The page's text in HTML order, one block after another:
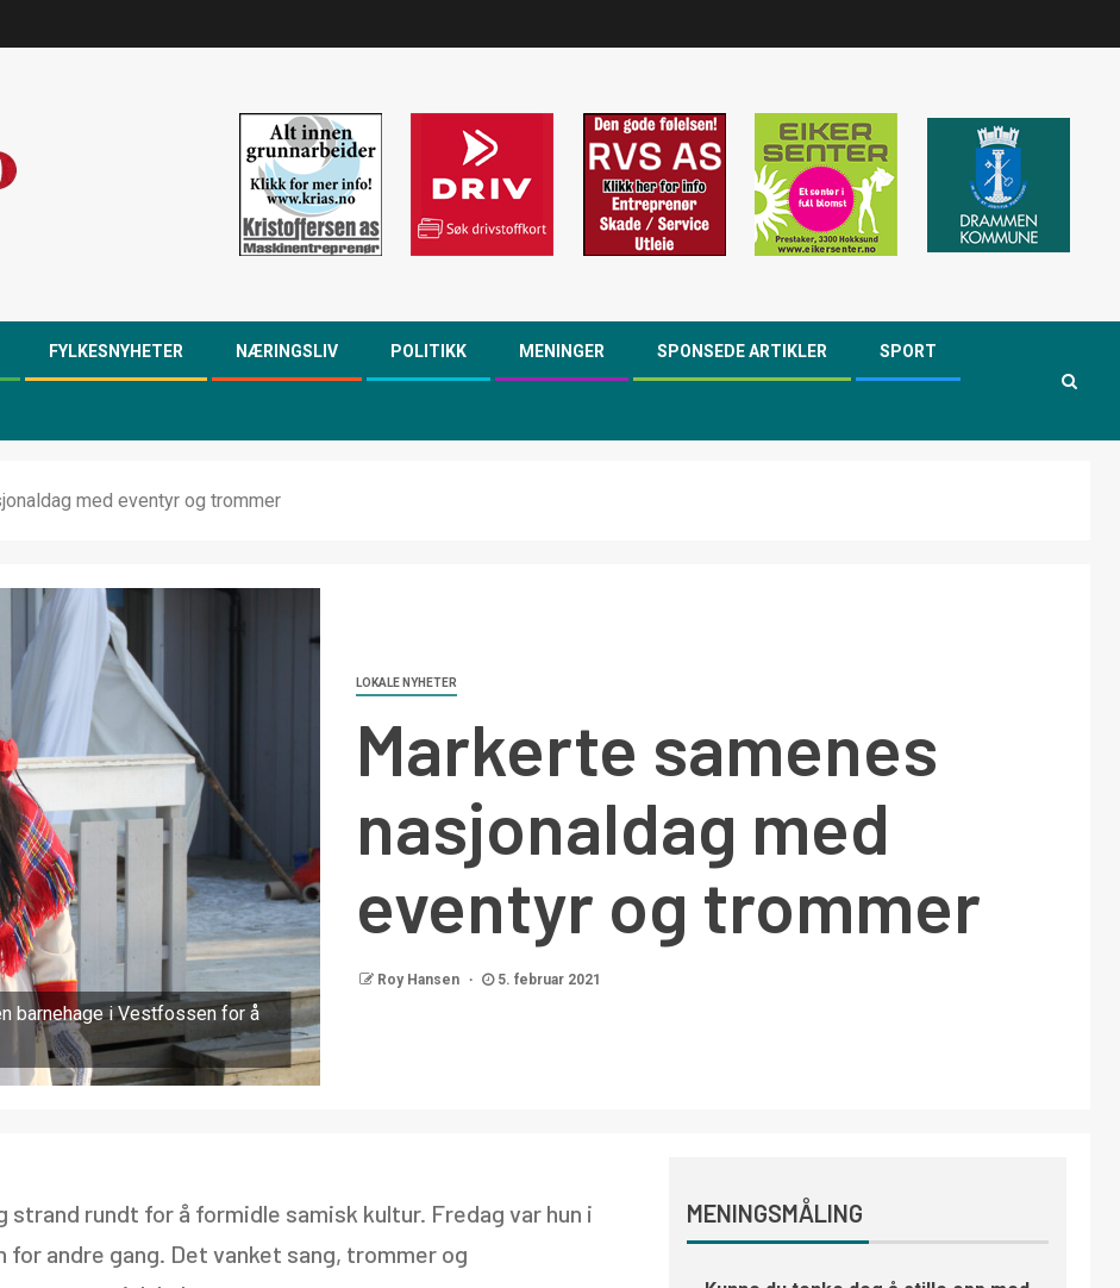
FYLKESNYHETER NÆRINGSLIV POLITIKK MENINGER SPONSEDE ARTIKLER SPORT
med eventyr og trommer
barnehage i Vestfossen for å
LOKALE NYHETER
Markerte samenes
nasjonaldag med
eventyr og trommer
Roy Hansen 5. februar 2021
rundt for å formidle samisk kultur. Fredag var hun i
for andre gang. Det vanket sang, trommer og
MENINGSMÅLING